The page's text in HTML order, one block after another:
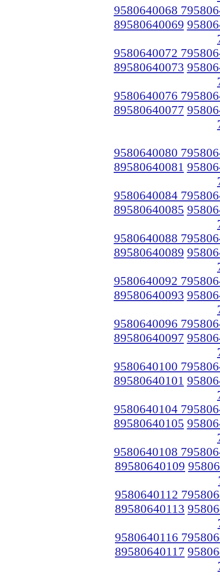
9580640068
89580640069
9580640072
89580640073
9580640076
89580640077
9580640080
89580640081
9580640084
89580640085
9580640088
89580640089
9580640092
89580640093
9580640096
89580640097
9580640100
89580640101
9580640104
89580640105
9580640108
89580640109
9580640112
89580640113
9580640116
89580640117